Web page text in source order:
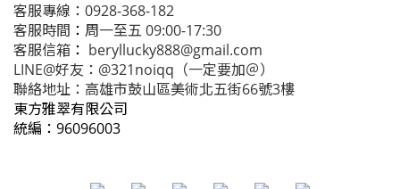
客服專線：0928-368-182
客服時間 ： 周一至五 09:00-17:30
客服信箱 ： beryllucky888@gmail.com
LINE@好友：@321noiqq（一定要加＠）
聯絡地址：高雄市鼓山區美術北五街66號3樓
東方雅翠有限公司
統編： 96096003